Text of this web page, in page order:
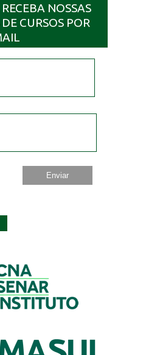
NOSSAS
CURSOS POR